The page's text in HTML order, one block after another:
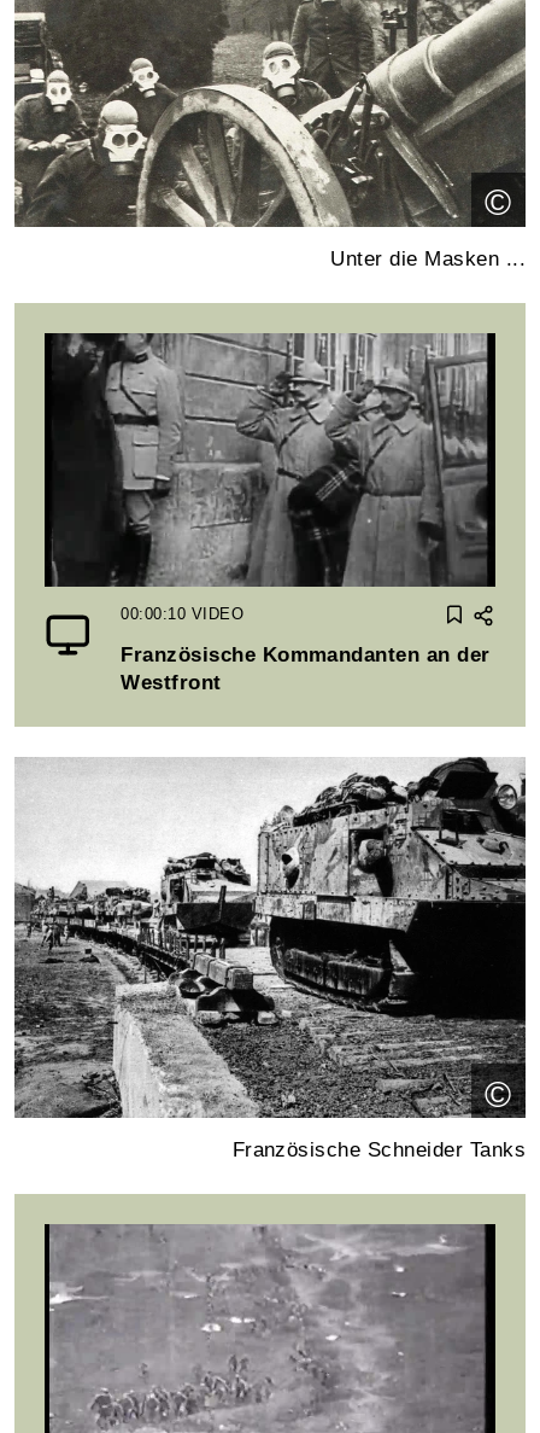
©
Unter die Masken ...
00:00:10 VIDEO
Französische Kommandanten an der
Westfront
©
Französische Schneider Tanks